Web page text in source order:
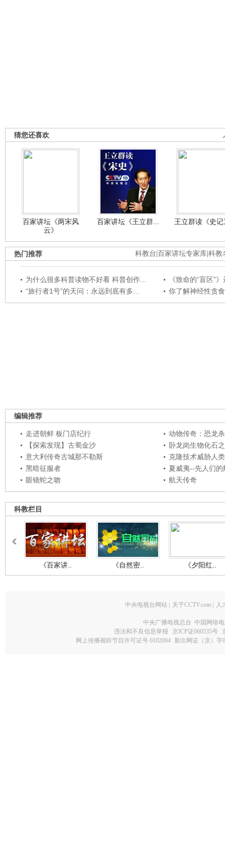
猜您还喜欢
百家讲坛《两宋风
云》
百家讲坛《王立群... 王立群读《史
科教台 百家讲坛专家库 科教
热门推荐
为什么很多科普读物不好看 科普创作...
《致命的“盲区”
“旅行者1号”的天问：永远到底有多...
你了解神经性贪
编辑推荐
走进朝鲜 板门店纪行
动物传奇：恐龙
【探索发现】古蜀金沙
卧龙岗生物化石
意大利传奇古城那不勒斯
克隆技术威胁人
黑暗征服者
夏威夷--先人们的
眼镜蛇之吻
航天传奇
科教栏目
《百家讲.. 《自然密.. 《夕阳红..
中央电视台网站 | 关于CCTV.com | 人
中央广播电视总台 中国网络
违法和不良信息举报
京ICP证060535号
网上传播视听节目许可证号 0102004 新出网证（京）